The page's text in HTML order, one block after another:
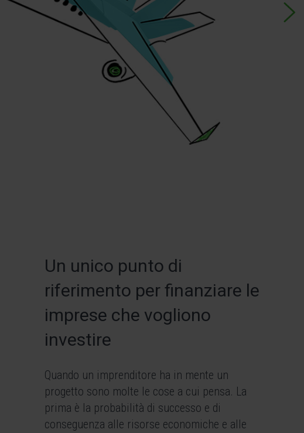
Un unico punto di
riferimento per finanziare le
imprese che vogliono
investire
Quando un imprenditore ha in mente un
progetto sono molte le cose a cui pensa. La
prima è la probabilità di successo e di
conseguenza alle risorse economiche e alle